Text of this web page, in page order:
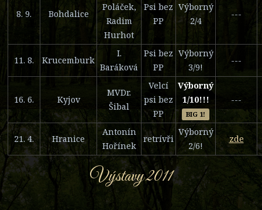
8. 9. Bohdalice
Poláček,
Radim
Hurhot
Psi bez
PP
Výborný
2/4
---
11. 8. Krucemburk
I.
Baráková
Psi bez
PP
Výborný
3/9!
---
16. 6. Kyjov
MVDr.
Šibal
Velcí
psi bez
PP
Výborný
1/10!!!
BIG 1!
---
21. 4. Hranice
Antonín
Hořínek
retrívři
Výborný
2/6!
zde
Výstavy 2011